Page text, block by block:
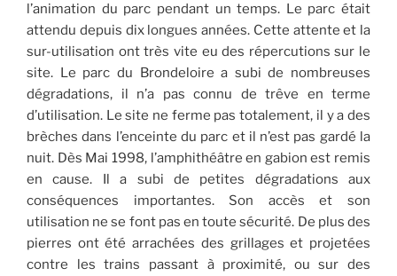
l’animation du parc pendant un temps. Le parc était
attendu depuis dix longues années. Cette attente et la
sur-utilisation ont très vite eu des répercutions sur le
site. Le parc du Brondeloire a subi de nombreuses
dégradations, il n’a pas connu de trêve en terme
d’utilisation. Le site ne ferme pas totalement, il y a des
brèches dans l’enceinte du parc et il n’est pas gardé la
nuit. Dès Mai 1998, l’amphithéâtre en gabion est remis
en cause. Il a subi de petites dégradations aux
conséquences importantes. Son accès et son
utilisation ne se font pas en toute sécurité. De plus des
pierres ont été arrachées des grillages et projetées
contre les trains passant à proximité, ou sur des